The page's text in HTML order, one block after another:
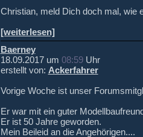
Christian, meld Dich doch mal, wie
[weiterlesen]
Baerney
18.09.2017 um 08:59Uhr
erstellt von: Ackerfahrer
Vorige Woche ist unser
Er war mit ein guter
Er ist 50 Jahre geworden.
Mein Beileid an die Angehörigen....